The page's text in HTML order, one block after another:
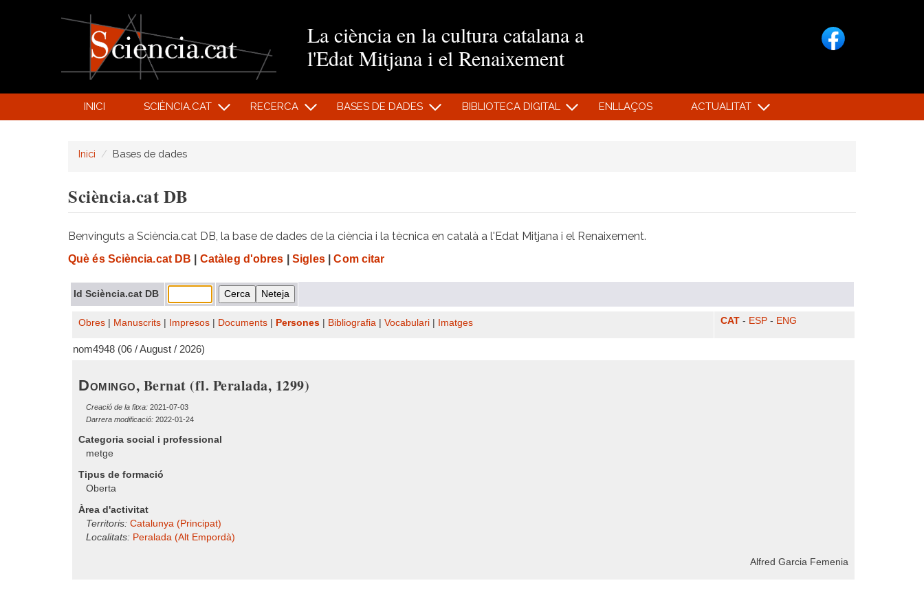
La ciència en la cultura catalana a
l'Edat Mitjana i el Renaixement
INICI SCIÈNCIA.CAT RECERCA BASES DE DADES BIBLIOTECA DIGITAL ENLLAÇOS ACTUALITAT
Inici Bases de dades
Sciència.cat DB
Benvinguts a Sciència.cat DB, la base de dades de la ciència i la tècnica en català a l'Edat Mitjana i el Renaixement.
Què és Sciència.cat DB Catàleg d'obres Sigles| Com citar
Id Sciència.cat DB
Obres Manuscrits Impresos Documents Persones Bibliografia Vocabulari Imatges CAT - ESP - ENG
nom4948 (06 / August / 2026)
Domingo, Bernat (fl. Peralada, 1299)
Creació de la fitxa: 2021-07-03
Darrera modificació: 2022-01-24
Categoria social i professional
metge
Tipus de formació
Oberta
Àrea d'activitat
Territoris: Catalunya (Principat)
Localitats: Peralada (Alt Empordà)
Alfred Garcia Femenia